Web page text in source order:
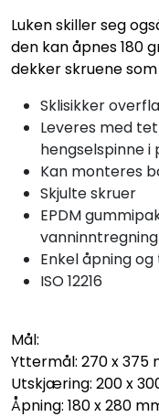
Luken skiller seg
den kan åpnes 180
dekker skruene
Sklisikker
Leveres med
hengselspinne i
Kan monteres
Skjulte skruer
EPDM
vanninntregning
Enkel åpning
ISO 12216
Mål:
Yttermål: 270 x 375
Utskjæring: 200 x
Åpning: 180 x 280